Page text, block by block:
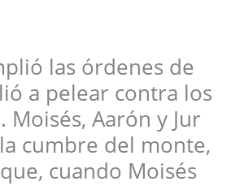
las órdenes de
a pelear contra los
Moisés, Aarón y Jur
cumbre del monte,
cuando Moisés